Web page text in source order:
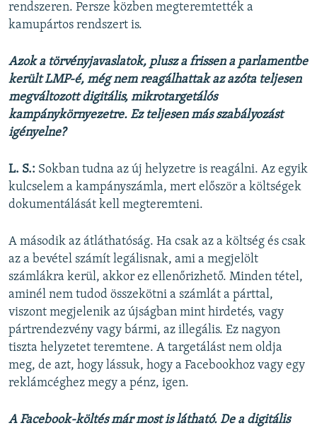
rendszeren. Persze közben megteremtették a
kamupártos rendszert is.
Azok a törvényjavaslatok, plusz a frissen a parlamentbe
került LMP-é, még nem reagálhattak az azóta teljesen
megváltozott digitális, mikrotargetálós
kampánykörnyezetre. Ez teljesen más szabályozást
igényelne?
L. S.: Sokban tudna az új helyzetre is reagálni. Az egyik
kulcselem a kampányszámla, mert először a költségek
dokumentálását kell megteremteni.
A második az átláthatóság. Ha csak az a költség és csak
az a bevétel számít legálisnak, ami a megjelölt
számlákra kerül, akkor ez ellenőrizhető. Minden tétel,
aminél nem tudod összekötni a számlát a párttal,
viszont megjelenik az újságban mint hirdetés, vagy
pártrendezvény vagy bármi, az illegális. Ez nagyon
tiszta helyzetet teremtene. A targetálást nem oldja
meg, de azt, hogy lássuk, hogy a Facebookhoz vagy egy
reklámcéghez megy a pénz, igen.
A Facebook-költés már most is látható. De a digitális